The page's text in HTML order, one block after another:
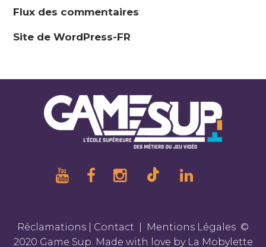
Flux des commentaires
Site de WordPress-FR
Réclamations Contact Mentions Légales ©
2020 Game Sup. Made with love by La Mobylette